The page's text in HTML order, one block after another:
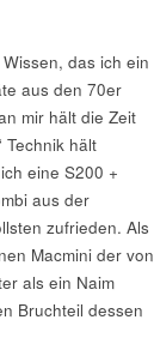
das ich ein
aus den 70er
mir hält die Zeit
Technik hält
eine S200 +
aus der
zufrieden. Als
Macmini der von
als ein Naim
Bruchteil dessen